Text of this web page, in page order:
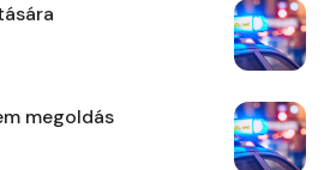
megoldás